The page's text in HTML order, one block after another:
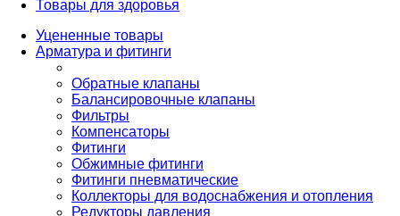
Товары для здоровья
Уцененные товары
Арматура и фитинги
Обратные клапаны
Балансировочные клапаны
Фильтры
Компенсаторы
Фитинги
Обжимные фитинги
Фитинги пневматические
Коллекторы для водоснабжения и отопления
Редукторы давления